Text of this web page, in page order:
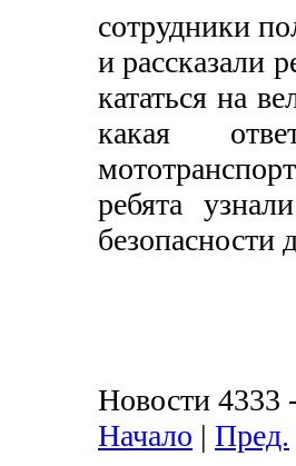
сотрудники
и рассказали
кататься на
какая
ребята
Новости 4333
Начало | Пред.